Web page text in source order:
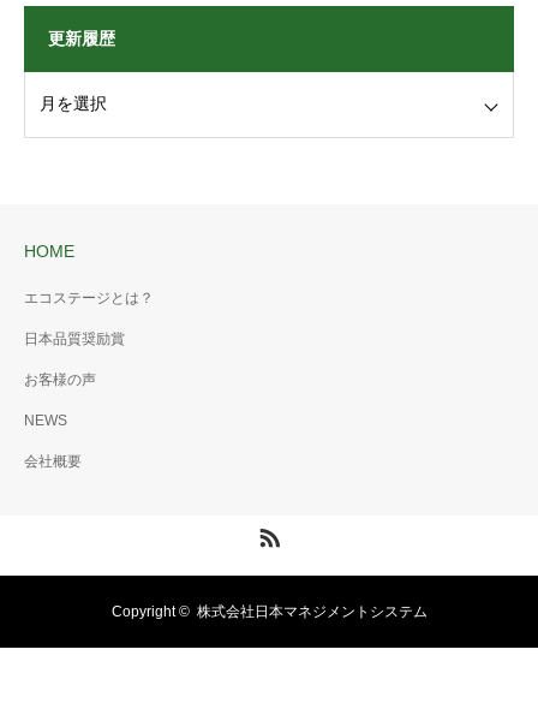
更新履歴
HOME
エコステージとは？
日本品質奨励賞
お客様の声
NEWS
会社概要
Copyright © 株式会社日本マネジメントシステム